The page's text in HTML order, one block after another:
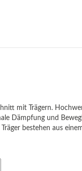
mit Trägern.
Dämpfung und
bestehen aus